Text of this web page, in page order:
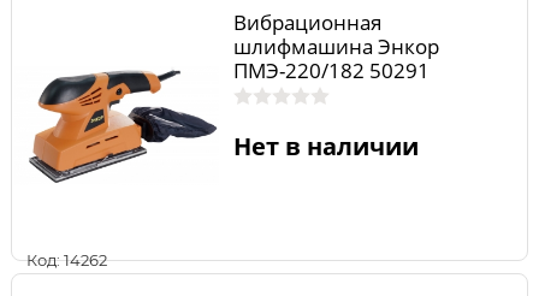
Код: 14262
Вибрационная
шлифмашина Энкор
ПМЭ-220/182 50291
Нет в наличии